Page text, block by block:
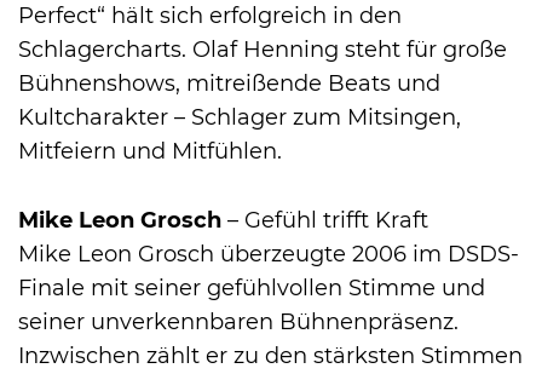
Perfect“ hält sich erfolgreich in den
Schlagercharts. Olaf Henning steht für große
Bühnenshows, mitreißende Beats und
Kultcharakter – Schlager zum Mitsingen,
Mitfeiern und Mitfühlen.
Mike Leon Grosch – Gefühl trifft Kraft
Mike Leon Grosch überzeugte 2006 im DSDS-
Finale mit seiner gefühlvollen Stimme und
seiner unverkennbaren Bühnenpräsenz.
Inzwischen zählt er zu den stärksten Stimmen